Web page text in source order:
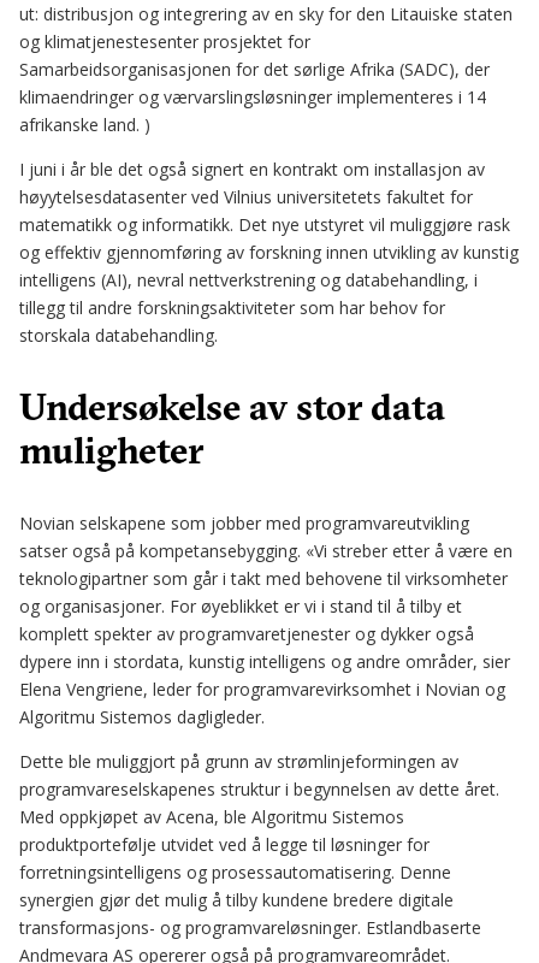
ut: distribusjon og integrering av en sky for den Litauiske staten
og klimatjenestesenter prosjektet for
Samarbeidsorganisasjonen for det sørlige Afrika (SADC), der
klimaendringer og værvarslingsløsninger implementeres i 14
afrikanske land. )
I juni i år ble det også signert en kontrakt om installasjon av
høyytelsesdatasenter ved Vilnius universitetets fakultet for
matematikk og informatikk. Det nye utstyret vil muliggjøre rask
og effektiv gjennomføring av forskning innen utvikling av kunstig
intelligens (AI), nevral nettverkstrening og databehandling, i
tillegg til andre forskningsaktiviteter som har behov for
storskala databehandling.
Undersøkelse av stor data
muligheter
Novian selskapene som jobber med programvareutvikling
satser også på kompetansebygging. «Vi streber etter å være en
teknologipartner som går i takt med behovene til virksomheter
og organisasjoner. For øyeblikket er vi i stand til å tilby et
komplett spekter av programvaretjenester og dykker også
dypere inn i stordata, kunstig intelligens og andre områder, sier
Elena Vengriene, leder for programvarevirksomhet i Novian og
Algoritmu Sistemos dagligleder.
Dette ble muliggjort på grunn av strømlinjeformingen av
programvareselskapenes struktur i begynnelsen av dette året.
Med oppkjøpet av Acena, ble Algoritmu Sistemos
produktportefølje utvidet ved å legge til løsninger for
forretningsintelligens og prosessautomatisering. Denne
synergien gjør det mulig å tilby kundene bredere digitale
transformasjons- og programvareløsninger. Estlandbaserte
Andmevara AS opererer også på programvareområdet.